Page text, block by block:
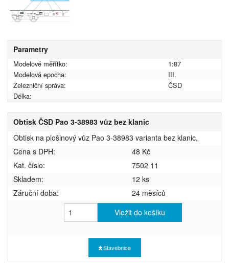
Parametry
Modelové měřítko:
1:87
Modelová epocha:
III.
Železniční správa:
ČSD
Délka:
Obtisk ČSD Pao 3-38983 vůz bez klanic
Obtisk na plošinový vůz Pao 3-38983 varianta bez klanic,
Cena s DPH:
48 Kč
Kat. číslo:
7502 11
Skladem:
12 ks
Záruční doba:
24 měsíců
Vložit do košíku
Stavebnice